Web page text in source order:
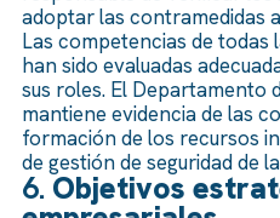
adoptar las contramedidas
Las competencias de todas
han sido evaluadas
sus roles. El Departamento
mantiene evidencia de las
formación de los recursos
de gestión de seguridad de
6.Objetivos